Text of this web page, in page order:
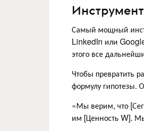
Самый мощный
LinkedIn или
этого все
Чтобы превратить
формулу гипотезы.
«Мы верим, что
им [Ценность W].